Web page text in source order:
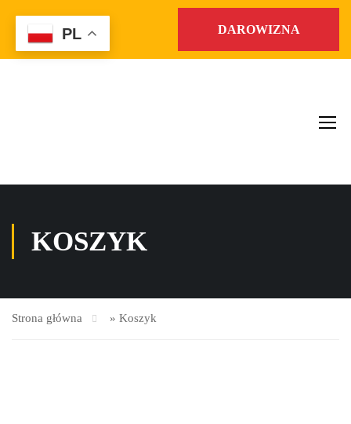
DAROWIZNA
KOSZYK
Strona główna » Koszyk
PL